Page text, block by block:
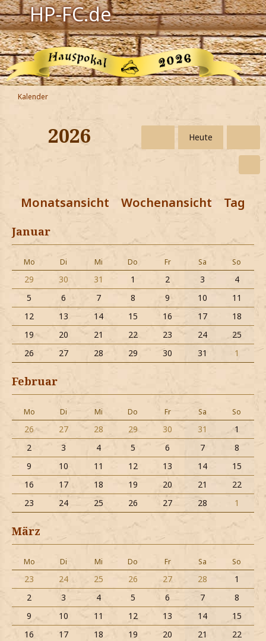
HP-FC.de
Navigation
Harry Potter
Der HP-FC
Hogwarts
Zauberwelt
Jetzt Fanclub-Mitglied werden!
Kalender
2026 Heute
Monatsansicht Wochenansicht
Januar
Mo Di Mi Do Fr Sa So
29 30 31 1 2 3
4
5
6 7 8 9 10
11
12
13 14 15 16 17
18
19
20 21 22 23 24
25
26
27 28 29 30 31 1
Februar
Mo Di Mi Do Fr Sa So
26 27 28 29 30 31
1
2
3 4 5 6 7
8
9
10 11 12 13 14
15
16
17 18 19 20 21
22
23
24 25 26 27 28 1
März
Mo Di Mi Do Fr Sa So
23 24 25 26 27 28
1
2
3 4 5 6 7
8
9
10 11 12 13 14
15
16
17 18 19 20 21
22